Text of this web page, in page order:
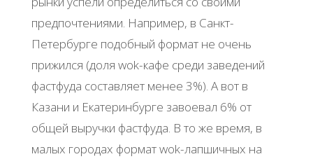
предпочтениями. Например, в Санкт-
Петербурге подобный формат не очень
прижился (доля wok-кафе среди заведений
фастфуда составляет менее 3%). А вот в
Казани и Екатеринбурге завоевал 6% от
общей выручки фастфуда. В то же время, в
малых городах формат wok-лапшичных на